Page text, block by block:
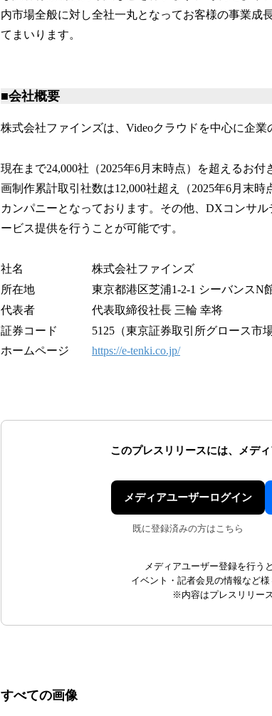
内市場全般に対し全社一丸となってお客様の事業成
てまいります。
■会社概要
株式会社ファインズは、Videoクラウドを中心に企業
現在まで24,000社（2025年6月末時点）を超えるお
画制作累計取引社数は12,000社超え（2025年6月末
カンパニーとなっております。その他、DXコンサ
ービス提供を行うことが可能です。
社名 株式会社ファインズ
所在地 東京都港区芝浦1-2-1 シーバンスN館
代表者 代表取締役社長 三輪 幸将
証券コード 5125（東京証券取引所グロース市場
ホームページ https://e-tenki.co.jp/
このプレスリリースには、 メデ
メディアユーザーログイン
既に登録済みの方はこちら
メディアユーザー登録を行う
イベント・記者会見の情報など様
※内容はプレスリリー
すべての画像